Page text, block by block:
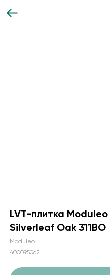
LVT-плитка
Silverleaf Oak 311BO
Moduleo
400095062